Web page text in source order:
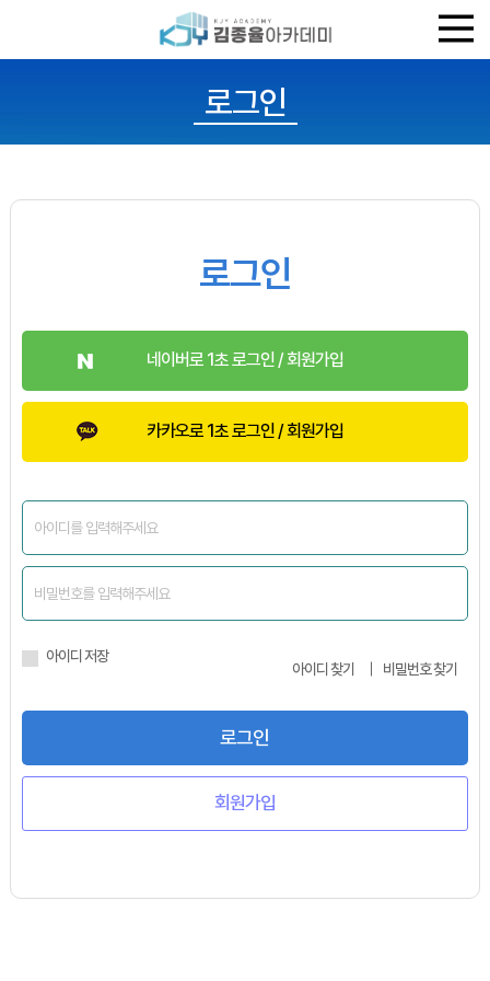
로그인
로그인
네이버로 1초 로그인 / 회원가입
카카오로 1초 로그인 / 회원가입
아이디 저장
아이디 찾기 비밀번호 찾기
로그인
회원가입